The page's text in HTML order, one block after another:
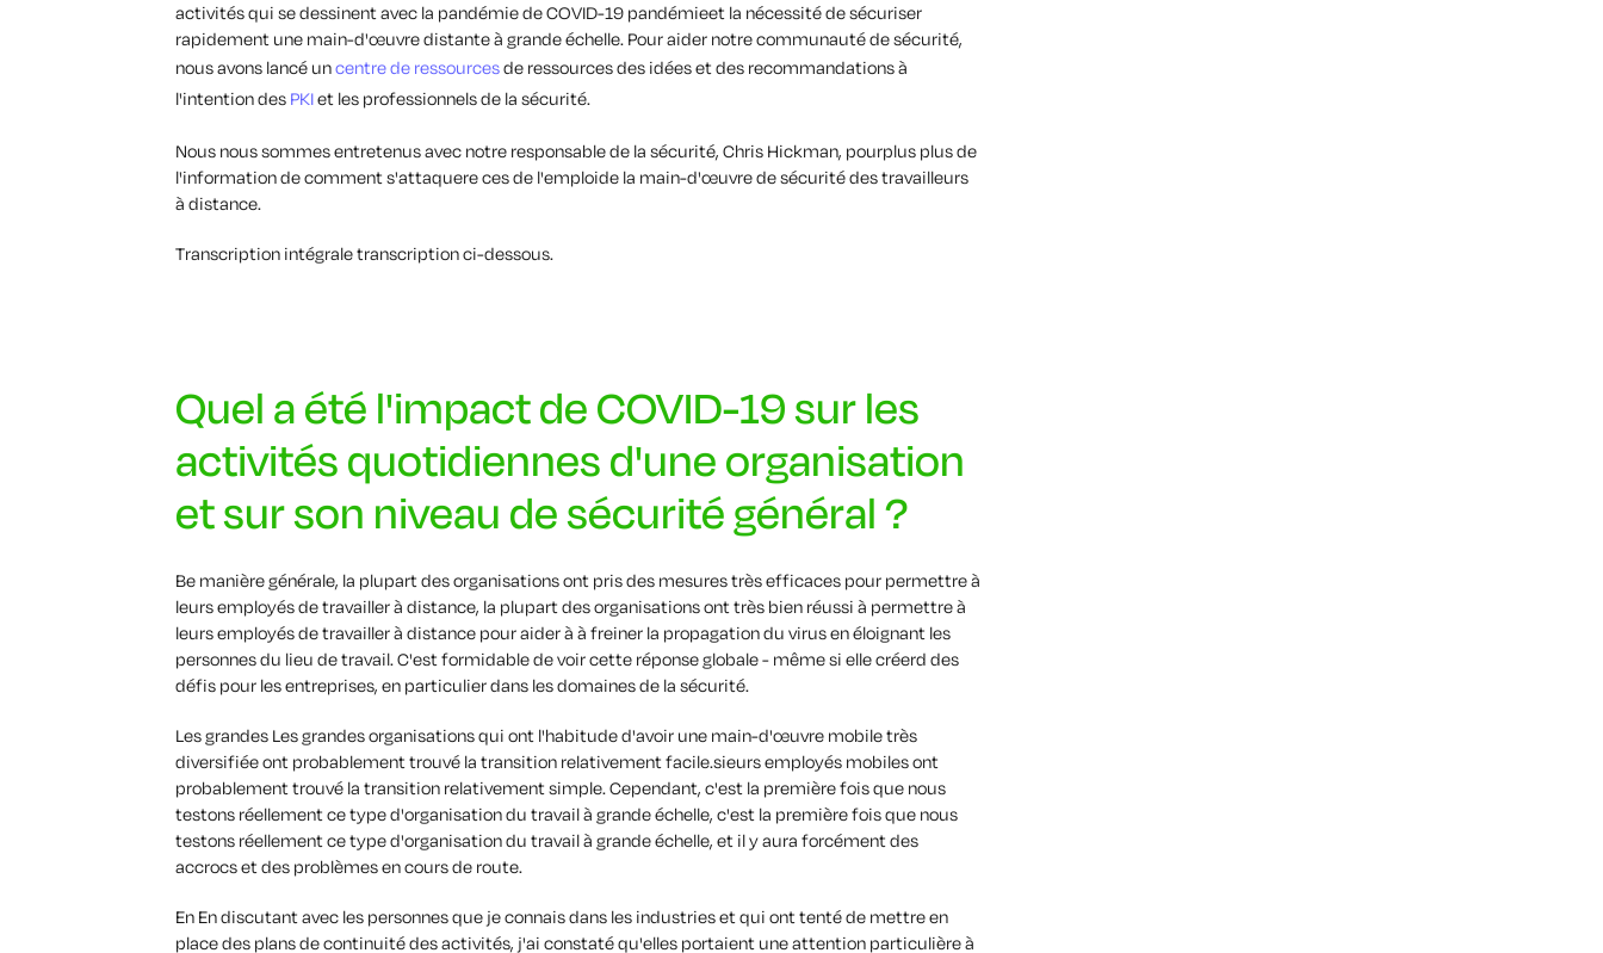
activités qui se dessinent avec la pandémie de COVID-19 pandémieet la nécessité de sécuriser
rapidement une main-d'œuvre distante à grande échelle. Pour aider notre communauté de sécurité,
nous avons lancé uncentre de ressourcesde ressourcesdes idées et des recommandations à
l'intention des PKIet les professionnels de la sécurité.
Nous nous sommes entretenus avec notre responsable de la sécurité, Chris Hickman, pourplus plusde
l'informationdecomments'attaquerecesde l'emploide la main-d'œuvrede sécurité des travailleurs
à distance.
Transcription intégraletranscriptionci-dessous.
Quel a été l'impact de COVID-19 sur les
activités quotidiennes d'une organisation
et sur son niveau de sécurité général ?
Be manière générale, la plupart des organisations ont pris des mesures très efficaces pour permettre à
leurs employés de travailler à distance, la plupart des organisations ont très bien réussi à permettre à
leurs employés de travailler à distance pour aider à à freiner la propagationdu virusen éloignant les
personnes du lieu de travail.C'est formidable de voir cette réponse globale- même si ellecréerd des
défis pour les entreprises, en particulier dans les domaines de la sécurité.
Les grandes Les grandes organisations qui ont l'habitude d'avoir une main-d'œuvre mobile très
diversifiée ont probablement trouvé la transition relativement facile.sieurs employés mobiles ont
probablement trouvé la transition relativement simple. Cependant, c'est la première fois que nous
testons réellement ce type d'organisation du travail à grande échelle, c'est la première fois que nous
testons réellement ce type d'organisation du travail à grande échelle, et il y aura forcément des
accrocs et des problèmes en cours de route.
En En discutant avec les personnes que je connais dans les industries et qui ont tenté de mettre en
place des plans de continuité des activités, j'ai constaté qu'elles portaient une attention particulière à